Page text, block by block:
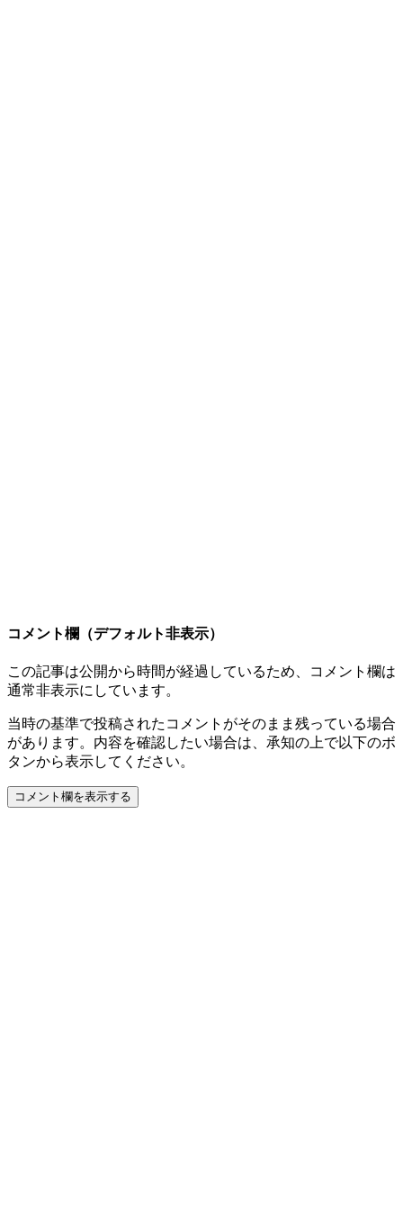
コメント欄（デフォルト非表示）
この記事は公開から時間が経過しているため、コメント欄は
通常非表示にしています。
当時の基準で投稿されたコメントがそのまま残っている場合
があります。内容を確認したい場合は、承知の上で以下のボ
タンから表示してください。
コメント欄を表示する